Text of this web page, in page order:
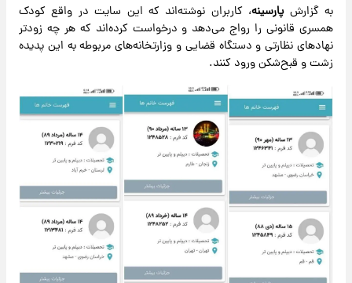
به گزارشپارسینه، کاربران نوشته‌اند که این سایت در واقع کودک
همسری قانونی را رواج می‌دهد و درخواست کرده‌اند که هر چه زودتر
نهادهای نظارتی و دستگاه قضایی و وزارتخانه‌های مربوطه به این پدیده
زشت و قبح‌شکن ورود کنند.